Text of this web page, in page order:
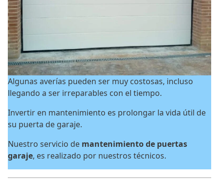
Algunas averías pueden ser muy costosas, incluso
llegando a ser irreparables con el tiempo.
Invertir en mantenimiento es prolongar la vida útil de
su puerta de garaje.
Nuestro servicio de mantenimiento de puertas
garaje, es realizado por nuestros técnicos.